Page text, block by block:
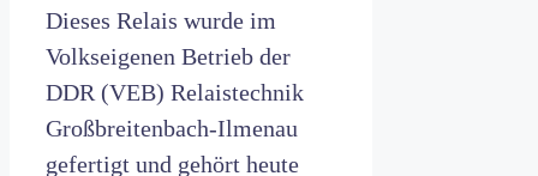
Dieses Relais wurde im
Volkseigenen Betrieb der
DDR (VEB) Relaistechnik
Großbreitenbach-Ilmenau
gefertigt und gehört heute